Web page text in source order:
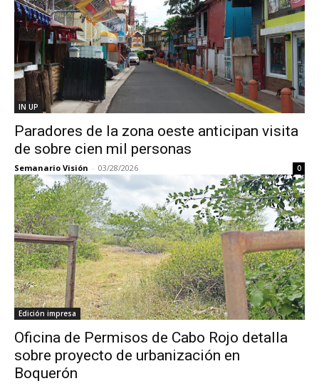
IN UP
Paradores de la zona oeste anticipan visita
de sobre cien mil personas
Semanario Visión - 03/28/2026 0
Edición impresa
Oficina de Permisos de Cabo Rojo detalla
sobre proyecto de urbanización en
Boquerón